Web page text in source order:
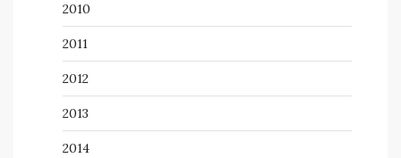
2010
2011
2012
2013
2014